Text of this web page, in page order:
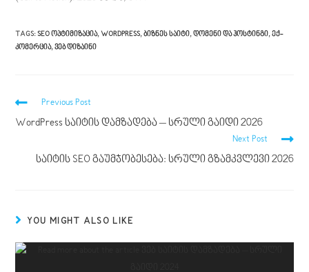
TAGS:SEO ᲝᲞᲢᲘᲛᲘᲖᲐᲪᲘᲐ, WORDPRESS, ᲑᲘᲖᲜᲔᲡ ᲡᲐᲘᲢᲘ, ᲓᲝᲛᲔᲜᲘ ᲓᲐ ᲰᲝᲡᲢᲘᲜᲒᲘ, ᲔᲥ-
ᲙᲝᲛᲔᲠᲪᲘᲐ, ᲕᲔᲑ ᲓᲘᲖᲐᲘᲜᲘ
Previous Post
WordPress საიტის დამზადება – სრული გაიდი 2026
Next Post
საიტის SEO გაუმჯობესება: სრული გზამკვლევი 2026
YOU MIGHT ALSO LIKE